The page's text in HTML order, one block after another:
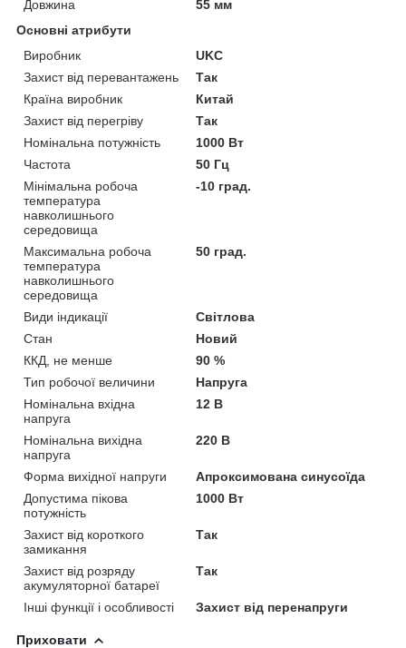
Довжина
55 мм
Основні атрибути
Виробник
UKC
Захист від перевантажень
Так
Країна виробник
Китай
Захист від перегріву
Так
Номінальна потужність
1000 Вт
Частота
50 Гц
Мінімальна робоча
температура
навколишнього
середовища
-10 град.
Максимальна робоча
температура
навколишнього
середовища
50 град.
Види індикації
Світлова
Стан
Новий
ККД, не менше
90 %
Тип робочої величини
Напруга
Номінальна вхідна
напруга
12 В
Номінальна вихідна
напруга
220 В
Форма вихідної напруги
Апроксимована синусоїда
Допустима пікова
потужність
1000 Вт
Захист від короткого
замикання
Так
Захист від розряду
акумуляторної батареї
Так
Інші функції і особливості Захист від перенапруги
Приховати